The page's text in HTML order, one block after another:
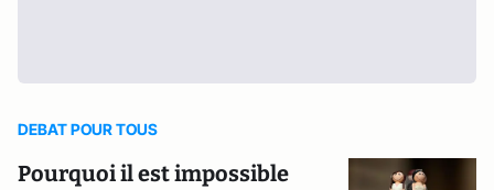
DEBAT POUR TOUS
Pourquoi il est impossible